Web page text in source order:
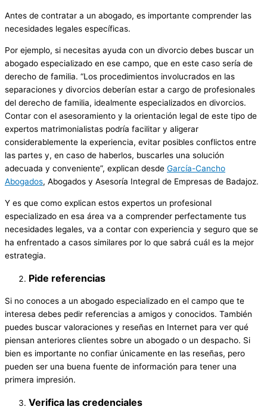
Antes de contratar a un abogado, es importante comprender las
necesidades legales específicas.
Por ejemplo, si necesitas ayuda con un divorcio debes buscar un
abogado especializado en ese campo, que en este caso sería de
derecho de familia. “Los procedimientos involucrados en las
separaciones y divorcios deberían estar a cargo de profesionales
del derecho de familia, idealmente especializados en divorcios.
Contar con el asesoramiento y la orientación legal de este tipo de
expertos matrimonialistas podría facilitar y aligerar
considerablemente la experiencia, evitar posibles conflictos entre
las partes y, en caso de haberlos, buscarles una solución
adecuada y conveniente”, explican desde García-Cancho
Abogados, Abogados y Asesoría Integral de Empresas de Badajoz.
Y es que como explican estos expertos un profesional
especializado en esa área va a comprender perfectamente tus
necesidades legales, va a contar con experiencia y seguro que se
ha enfrentado a casos similares por lo que sabrá cuál es la mejor
estrategia.
Pide referencias
Si no conoces a un abogado especializado en el campo que te
interesa debes pedir referencias a amigos y conocidos. También
puedes buscar valoraciones y reseñas en Internet para ver qué
piensan anteriores clientes sobre un abogado o un despacho. Si
bien es importante no confiar únicamente en las reseñas, pero
pueden ser una buena fuente de información para tener una
primera impresión.
Verifica las credenciales